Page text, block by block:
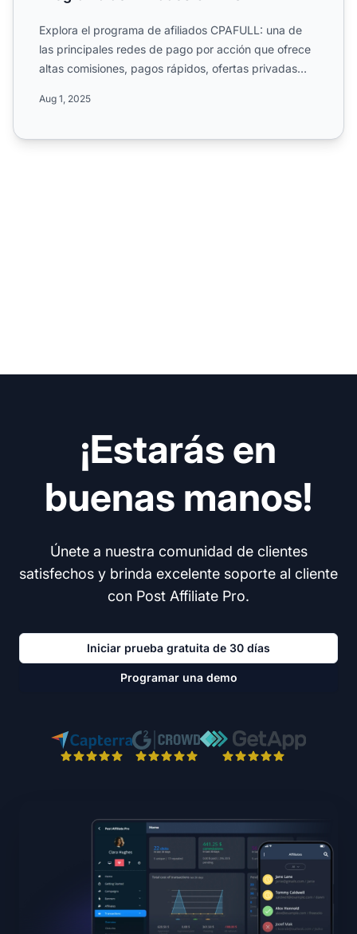
Explora el programa de afiliados CPAFULL: una de
las principales redes de pago por acción que ofrece
altas comisiones, pagos rápidos, ofertas privadas
Aug 1, 2025
¡Estarás en
buenas manos!
Únete a nuestra comunidad de clientes
satisfechos y brinda excelente soporte al cliente
con Post Affiliate Pro.
Iniciar prueba gratuita de 30 días
Programar una demo